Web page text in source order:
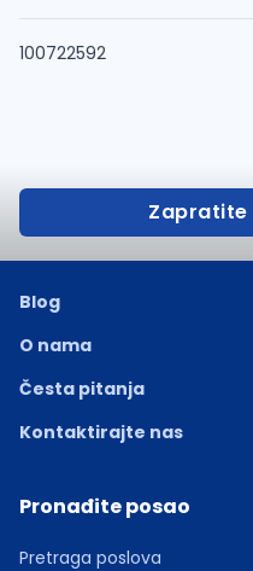
100722592
Zapratite
Blog
O nama
Česta pitanja
Kontaktirajte nas
Pronađite posao
Pretraga poslova